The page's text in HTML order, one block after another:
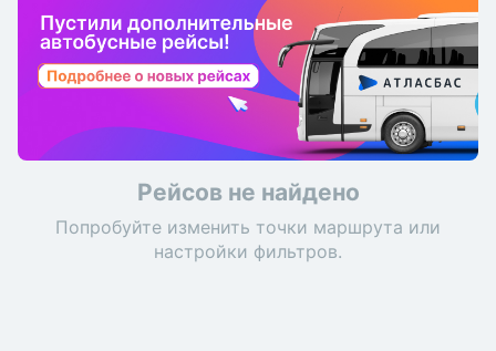
Рейсов не найдено
Попробуйте изменить точки маршрута или
настройки фильтров.